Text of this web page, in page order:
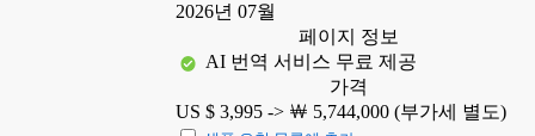
2026년 07월
페이지 정보
AI 번역 서비스 무료 제공
가격
US $ 3,995 -> ￦ 5,744,000 (부가세 별도)